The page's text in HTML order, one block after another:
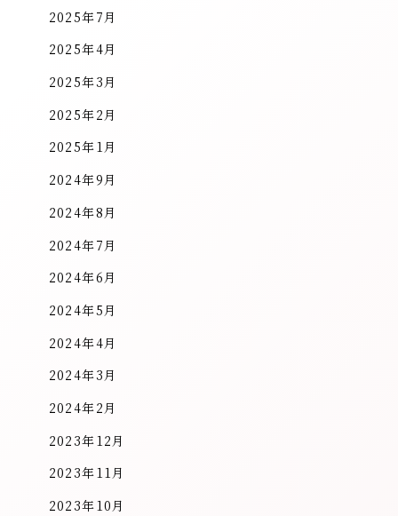
2025年7月
2025年4月
2025年3月
2025年2月
2025年1月
2024年9月
2024年8月
2024年7月
2024年6月
2024年5月
2024年4月
2024年3月
2024年2月
2023年12月
2023年11月
2023年10月